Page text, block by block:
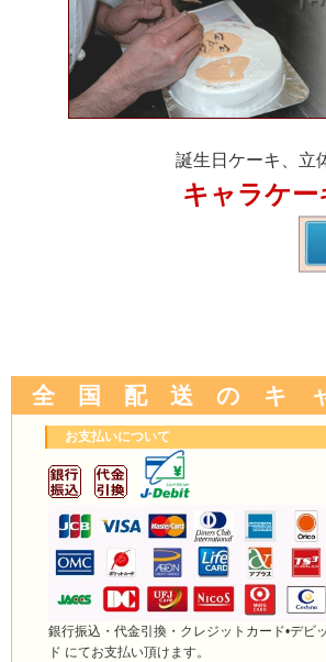
誕生日ケーキ、立
キャラケ
全 国 配 送 の キ
お支払いについて
銀行振込・代金引換・クレジットカード•デビ
ド にてお支払い頂けます。